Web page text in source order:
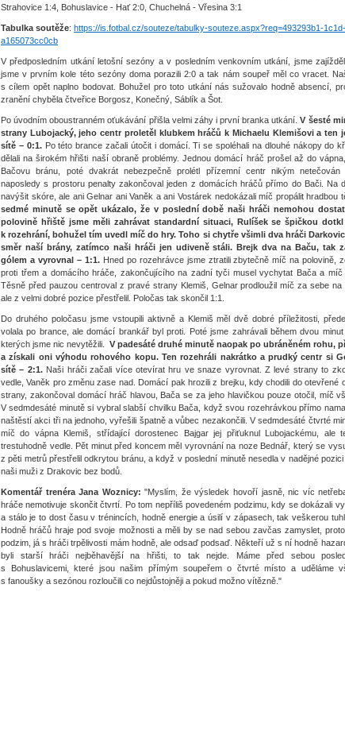
Strahovice 1:4, Bohuslavice - Hať 2:0, Chuchelná - Vřesina 3:1
Tabulka soutěže: https://is.fotbal.cz/souteze/tabulky-souteze.aspx?req=493293b1-
a165073cc0cb
V předposledním utkání letošní sezóny a v posledním venkovním utkání, jsme
jsme v prvním kole této sezóny doma porazili 2:0 a tak nám soupeř měl co vracet.
s cílem opět naplno bodovat. Bohužel pro toto utkání nás sužovalo hodně absencí,
zranění chyběla čtveřice Borgosz, Konečný, Sáblík a Šot.
Po úvodním oboustranném oťukávání přišla velmi záhy i první branka utkání.V šesté
strany Lubojacký, jeho centr proletěl klubkem hráčů k Michaelu Klemišovi a ten
sítě – 0:1. Po této brance začali útočit i domácí. Ti se spoléhali na dlouhé nákopy do
dělali na širokém hřišti naší obraně problémy. Jednou domácí hráč prošel až do
Bačovu bránu, poté dvakrát nebezpečně prolétl přízemní centr nikým
naposledy s prostoru penalty zakončoval jeden z domácích hráčů přímo do Bači. Na
navýšit skóre, ale ani Gelnar ani Vaněk a ani Vostárek nedokázali míč propálit hradbou
sedmé minutě se opět ukázalo, že v poslední době naši hráči nemohou
polovině hřiště jsme měli zahrávat standardní situaci, Rulíšek se špičkou
k rozehrání, bohužel tím uvedl míč do hry. Toho si chytře všimli dva hráči
směr naší brány, zatímco naši hráči jen udiveně stáli. Brejk dva na Baču, tak
gólem a vyrovnal – 1:1.Hned po rozehrávce jsme ztratili zbytečně míč na polovině,
proti třem a domácího hráče, zakončujícího na zadní tyči musel vychytat Bača a míč
Těsně před pauzou centroval z pravé strany Klemiš, Gelnar prodloužil míč za sebe na
ale z velmi dobré pozice přestřelil. Poločas tak skončil 1:1.
Do druhého poločasu jsme vstoupili aktivně a Klemiš měl dvě dobré příležitosti,
volala po brance, ale domácí brankář byl proti. Poté jsme zahrávali během dvou
kterých jsme nic nevytěžili. V padesáté druhé minutě naopak po ubráněném rohu,
a získali oni výhodu rohového kopu. Ten rozehráli nakrátko a prudký centr si
sítě – 2:1. Naši hráči začali více otevírat hru ve snaze vyrovnat. Z levé strany to
vedle, Vaněk pro změnu zase nad. Domácí pak hrozili z brejku, kdy chodili do otevřené
strany, zakončoval domácí hráč hlavou, Bača se za jeho hlavičkou pouze otočil, míč
V sedmdesáté minutě si vybral slabší chvilku Bača, když svou rozehrávkou přímo
naštěstí akci tři na jednoho, vyřešili špatně a vůbec nezakončili. V sedmdesáté čtvrté
míč do vápna Klemiš, střídající dorostenec Bajgar jej přiťuknul Lubojackému, ale
trestuhodně vedle. Pět minut před koncem měl vyrovnání na noze Bednář, který se
z pěti metrů přestřelil odkrytou bránu, a když v poslední minutě nesedla v nadějné
naši muži z Drakovic bez bodů.
Komentář trenéra Jana Woznicy: "Myslím, že výsledek hovoří jasně, nic víc
hráče nemotivuje skončit čtvrtí. Po tom nepříliš povedeném podzimu, kdy se dokázali
a stálo je to dost času v trénincích, hodně energie a úsilí v zápasech, tak veškerou
Hodně hráčů hraje pod svoje možnosti a měli by se nad sebou zavčas zamyslet,
podzim, já s hráči trpělivosti mám hodně, ale odsaď podsaď. Někteří už s ní hodně
byli starší hráči nejběhavější na hřišti, to tak nejde. Máme před sebou
s Bohuslavicemi, které jsou našim přímým soupeřem o čtvrté místo a uděláme
s fanoušky a sezónou rozloučili co nejdůstojněji a pokud možno vítězně."